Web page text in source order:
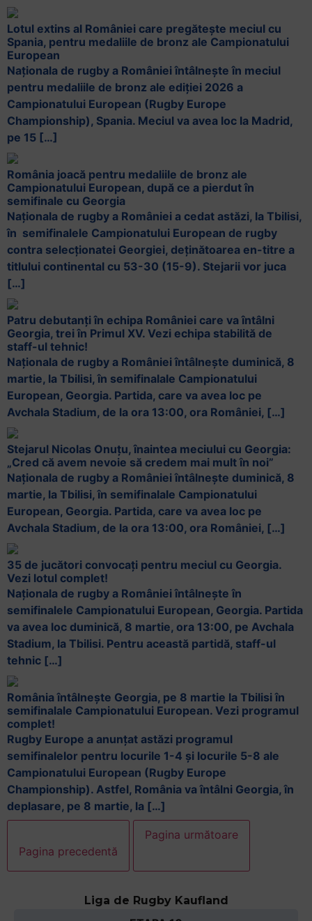
Lotul extins al României care pregătește meciul cu
Spania, pentru medaliile de bronz ale Campionatului
European
Naționala de rugby a României întâlnește în meciul
pentru medaliile de bronz ale ediției 2026 a
Campionatului European (Rugby Europe
Championship), Spania. Meciul va avea loc la Madrid,
pe 15 […]
România joacă pentru medaliile de bronz ale
Campionatului European, după ce a pierdut în
semifinale cu Georgia
Naționala de rugby a României a cedat astăzi, la Tbilisi,
în semifinalele Campionatului European de rugby
contra selecționatei Georgiei, deținătoarea en-titre a
titlului continental cu 53-30 (15-9). Stejarii vor juca
[…]
Patru debutanți în echipa României care va întâlni
Georgia, trei în Primul XV. Vezi echipa stabilită de
staff-ul tehnic!
Naționala de rugby a României întâlnește duminică, 8
martie, la Tbilisi, în semifinalale Campionatului
European, Georgia. Partida, care va avea loc pe
Avchala Stadium, de la ora 13:00, ora României, […]
Stejarul Nicolas Onuțu, înaintea meciului cu Georgia:
„Cred că avem nevoie să credem mai mult în noi”
Naționala de rugby a României întâlnește duminică, 8
martie, la Tbilisi, în semifinalale Campionatului
European, Georgia. Partida, care va avea loc pe
Avchala Stadium, de la ora 13:00, ora României, […]
35 de jucători convocați pentru meciul cu Georgia.
Vezi lotul complet!
Naționala de rugby a României întâlnește în
semifinalele Campionatului European, Georgia. Partida
va avea loc duminică, 8 martie, ora 13:00, pe Avchala
Stadium, la Tbilisi. Pentru această partidă, staff-ul
tehnic […]
România întâlnește Georgia, pe 8 martie la Tbilisi în
semifinalale Campionatului European. Vezi programul
complet!
Rugby Europe a anunțat astăzi programul
semifinalelor pentru locurile 1-4 și locurile 5-8 ale
Campionatului European (Rugby Europe
Championship). Astfel, România va întâlni Georgia, în
deplasare, pe 8 martie, la […]
Pagina precedentă
Pagina următoare
Liga de Rugby Kaufland